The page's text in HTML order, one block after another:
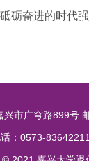
砺奋进的时代强
兴市广穹路899号
：0573-83642211